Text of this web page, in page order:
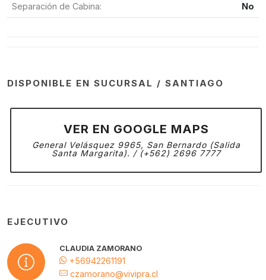
Separación de Cabina: No
DISPONIBLE EN SUCURSAL / SANTIAGO
VER EN GOOGLE MAPS
General Velásquez 9965, San Bernardo (Salida
Santa Margarita). / (+562) 2696 7777
EJECUTIVO
CLAUDIA ZAMORANO
+56942261191
czamorano@vivipra.cl